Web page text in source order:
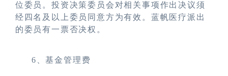
位委员。投资决策委员会对相关事项作出决议须
经四名及以上委员同意方为有效。蓝帆医疗派出
的委员有一票否决权。
6 、基金管理费